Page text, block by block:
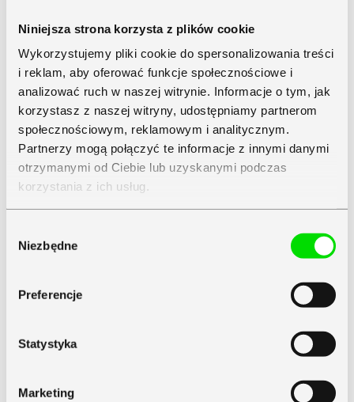
Niniejsza strona korzysta z plików cookie
Wykorzystujemy pliki cookie do spersonalizowania treści
i reklam, aby oferować funkcje społecznościowe i
analizować ruch w naszej witrynie. Informacje o tym, jak
korzystasz z naszej witryny, udostępniamy partnerom
społecznościowym, reklamowym i analitycznym.
Partnerzy mogą połączyć te informacje z innymi danymi
otrzymanymi od Ciebie lub uzyskanymi podczas
korzystania z ich usług.
zgody
Niezbędne
Preferencje
Statystyka
Marketing
Zobacz również:
Recenzja HubSpot: poznaj najważniejsze
plusy i minusy tego systemu! – Symfonia
Nowości w module
raportowania w Livespace
Nowy moduł raportowania w systemie CRM Livespace oferuje
wiele funkcji, które umożliwiają jeszcze lepszą analizę
i prognozowanie wyników. Przeglądając dostępne statystyki
i wykresy dotyczące zamkniętych oraz otwartych szans
występujące na poszczególnych etapach procesu sprzedaży.
Każdy raport da się spersonalizować, wskazując, jakie
Podsumowanie recenzji
Livespace – plusy i minusy
Podsumujmy najważniejsze wnioski. Czym wyróżnia się